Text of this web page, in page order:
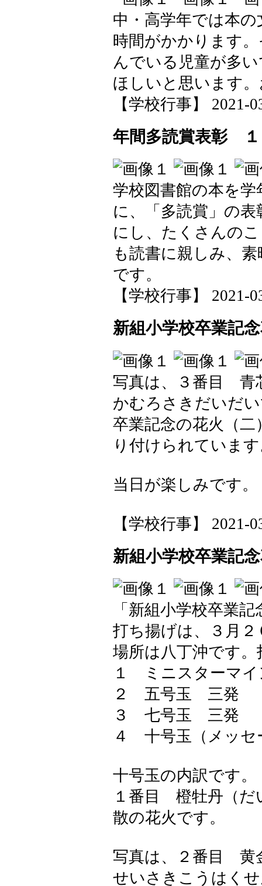
中・高学年では本
時間がかかります
んでいる児童が多
ほしいと思います
【学校行事】 2021-
年間多読賞表彰 １
学校図書館の本を
に、「多読賞」の
にし、たくさんの
も読書に親しみ、
です。
【学校行事】 2021-
新組小学校卒業記
写真は、３番目 青
かむろさきだいだ
卒業記念の花火（
り付けられていま
当日が楽しみです。
【学校行事】 2021-
新組小学校卒業記
「新組小学校卒業
打ち揚げは、３月
場所は八丁沖です
１ ミニスターマイ
２ 五号玉 三発
３ 七号玉 三発
４ 十号玉（メッ
十号玉の内訳です。
１番目 橙牡丹（
散の花火です。
写真は、２番目 黄
せいさきこうはく